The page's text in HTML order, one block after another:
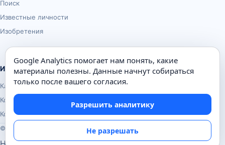
Поиск
Известные личности
Изобретения
Информация
Карта сайта
Контакты
Конфиденциальность
© Почемуха.ру, 2010–2026
Google Analytics помогает нам понять, какие
материалы полезны. Данные начнут собираться
только после вашего согласия.
Разрешить аналитику
Не разрешать